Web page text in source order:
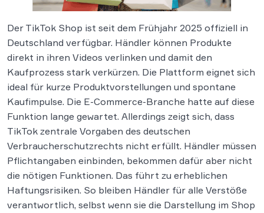
Der TikTok Shop ist seit dem Frühjahr 2025 offiziell in
Deutschland verfügbar. Händler können Produkte
direkt in ihren Videos verlinken und damit den
Kaufprozess stark verkürzen. Die Plattform eignet sich
ideal für kurze Produktvorstellungen und spontane
Kaufimpulse. Die E-Commerce-Branche hatte auf diese
Funktion lange gewartet. Allerdings zeigt sich, dass
TikTok zentrale Vorgaben des deutschen
Verbraucherschutzrechts nicht erfüllt. Händler müssen
Pflichtangaben einbinden, bekommen dafür aber nicht
die nötigen Funktionen. Das führt zu erheblichen
Haftungsrisiken. So bleiben Händler für alle Verstöße
verantwortlich, selbst wenn sie die Darstellung im Shop